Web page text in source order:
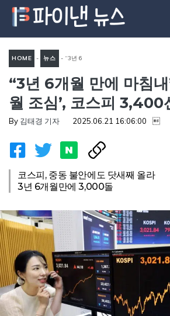
츠
기
HOME - 뉴스 - “3년 6
개월 만에 마침내”…전문가 ‘7
월 조심’, 코스피 3,400선까지
“3년 6개월 만에 마침
월 조심’, 코스피 3,400
By 김태경 기자 2025.06.21 16:06:00 
코스피, 중동 불안에도 닷새째 올라
3년 6개월만에 3,000돌